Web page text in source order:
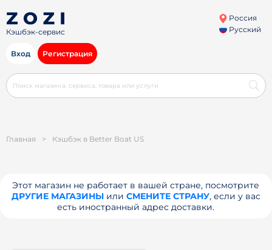
Кэшбэк-сервис
Россия
Русский
Вход Регистрация
Главная > Кэшбэк в Better Boat US
Этот магазин не работает в вашей стране, посмотрите
ДРУГИЕ МАГАЗИНЫили СМЕНИТЕ СТРАНУ, если у вас
есть иностранный адрес доставки.